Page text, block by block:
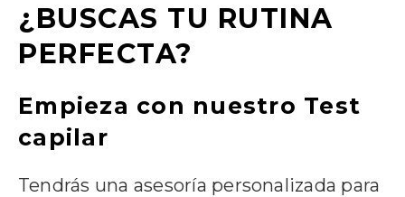
¿BUSCAS TU RUTINA
PERFECTA?
Empieza con nuestro Test
capilar
Tendrás una asesoría personalizada para